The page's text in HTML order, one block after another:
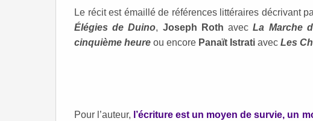
Le récit est émaillé de références littéraires décrivant
Élégies de Duino, Joseph Roth avecLa Marche
cinquième heure ou encore Panaït Istrati avec Les
Pour l’auteur, l’écriture est un moyen de survie, un